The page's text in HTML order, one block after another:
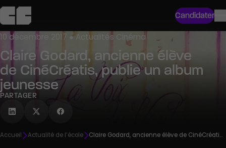
Candidater
10 décembre 2017 ● Actualités Cinéma
Claire Godard, ancienne élève
de CinéCréatis, publie un album
jeunesse
PARTAGER
Accueil Actualité de l’école Claire Godard, ancienne élève de CinéCréatis, publie un album jeunesse